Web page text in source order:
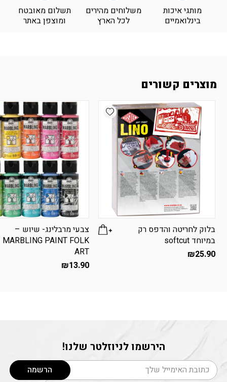
מותגי איכות
בינלואמיים
משלוחים מהירים
לכל הארץ
תשלום מאובטח
ומוצפן באתר
מוצרים קשורים
Add wishlist
בלוק לחריטה והדפס רק
במיוחד softcut
₪25.90
צבעי מרבלינג- שיוש –
MARBLING PAINT FOLK
ART
₪13.90
לבחור
האפשרויות
הירשמו לניוזלטר שלנו!
דוא׳׳ל הרשמה